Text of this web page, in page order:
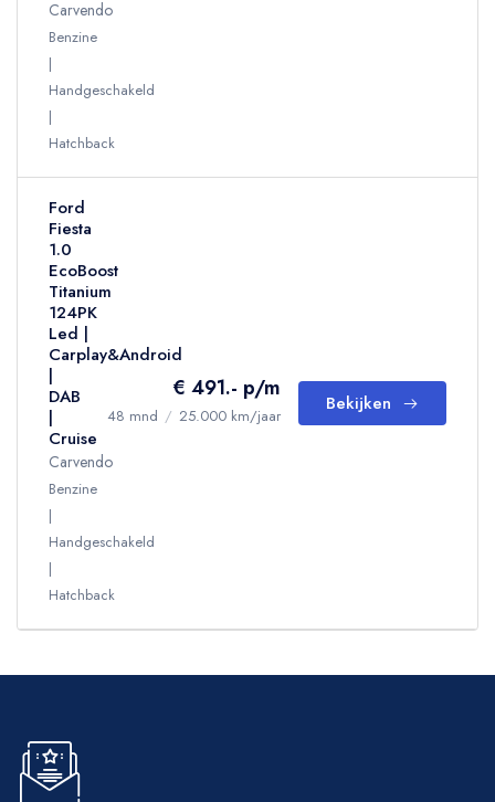
Carvendo
Benzine
Handgeschakeld
Hatchback
Ford
Fiesta
1.0
EcoBoost
Titanium
124PK
Led |
Carplay&Android
|
DAB
|
Cruise
Carvendo
Benzine
Handgeschakeld
Hatchback
€ 491.- p/m
48 mnd / 25.000 km/jaar
Bekijken